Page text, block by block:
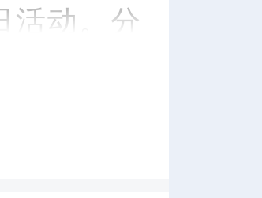
活动。分
。